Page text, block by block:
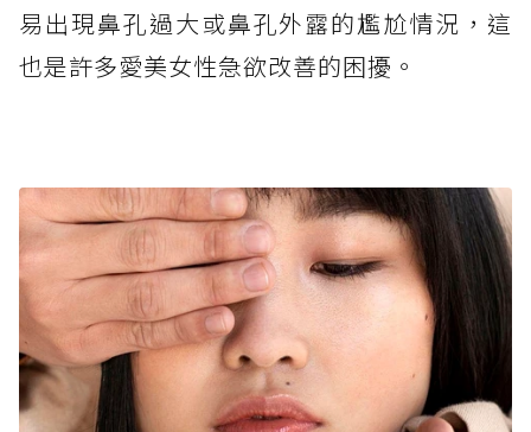
易出現鼻孔過大或鼻孔外露的尷尬情況，這
也是許多愛美女性急欲改善的困擾。